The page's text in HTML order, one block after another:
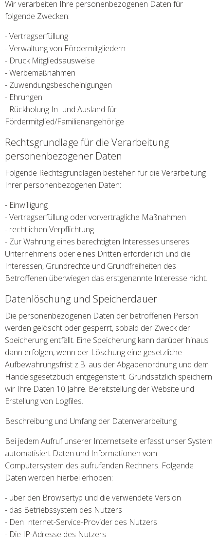
Wir verarbeiten Ihre personenbezogenen Daten für
folgende Zwecken:
- Vertragserfüllung
- Verwaltung von Fördermitgliedern
- Druck Mitgliedsausweise
- Werbemaßnahmen
- Zuwendungsbescheinigungen
- Ehrungen
- Rückholung In- und Ausland für
Fördermitglied/Familienangehörige
Rechtsgrundlage für die Verarbeitung
personenbezogener Daten
Folgende Rechtsgrundlagen bestehen für die Verarbeitung
Ihrer personenbezogenen Daten:
- Einwilligung
- Vertragserfüllung oder vorvertragliche Maßnahmen
- rechtlichen Verpflichtung
- Zur Wahrung eines berechtigten Interesses unseres
Unternehmens oder eines Dritten erforderlich und die
Interessen, Grundrechte und Grundfreiheiten des
Betroffenen überwiegen das erstgenannte Interesse nicht.
Datenlöschung und Speicherdauer
Die personenbezogenen Daten der betroffenen Person
werden gelöscht oder gesperrt, sobald der Zweck der
Speicherung entfällt. Eine Speicherung kann darüber hinaus
dann erfolgen, wenn der Löschung eine gesetzliche
Aufbewahrungsfrist z.B. aus der Abgabenordnung und dem
Handelsgesetzbuch entgegensteht. Grundsätzlich speichern
wir Ihre Daten 10 Jahre. Bereitstellung der Website und
Erstellung von Logfiles.
Beschreibung und Umfang der Datenverarbeitung
Bei jedem Aufruf unserer Internetseite erfasst unser System
automatisiert Daten und Informationen vom
Computersystem des aufrufenden Rechners. Folgende
Daten werden hierbei erhoben:
- über den Browsertyp und die verwendete Version
- das Betriebssystem des Nutzers
- Den Internet-Service-Provider des Nutzers
- Die IP-Adresse des Nutzers